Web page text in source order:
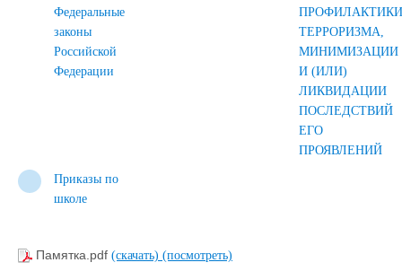
Федеральные
законы
Российской
Федерации
ПРОФИЛАКТИКИ
ТЕРРОРИЗМА,
МИНИМИЗАЦИИ
И (ИЛИ)
ЛИКВИДАЦИИ
ПОСЛЕДСТВИЙ
ЕГО
ПРОЯВЛЕНИЙ
Приказы по
школе
Памятка.pdf (скачать) (посмотреть)